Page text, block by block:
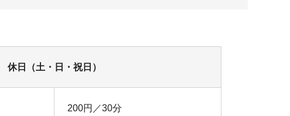
休日（土・日・祝日）
200円／30分